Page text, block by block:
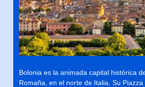
Previous
Bolonia es la animada capital histórica
Romaña, en el norte de Italia. Su